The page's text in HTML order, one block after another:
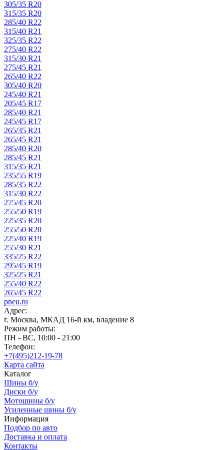
305/35 R20
315/35 R20
285/40 R22
315/40 R21
325/35 R22
275/40 R22
315/30 R21
275/45 R21
265/40 R22
305/40 R20
245/40 R21
205/45 R17
285/40 R21
245/45 R17
265/35 R21
265/45 R21
285/40 R20
285/45 R21
315/35 R21
235/55 R19
285/35 R22
315/30 R22
275/45 R20
255/50 R19
225/35 R20
255/50 R20
225/40 R19
255/30 R21
335/25 R22
295/45 R19
325/25 R21
255/40 R22
265/45 R22
pneu.ru
Адрес:
г. Москва, МКАД 16-й км, владение 8
Режим работы:
ПН - ВС, 10:00 - 21:00
Телефон:
+7(495)212-19-78
Карта сайта
Каталог
Шины б/у
Диски б/у
Мотошины б/у
Усиленные шины б/у
Информация
Подбор по авто
Доставка и оплата
Контакты